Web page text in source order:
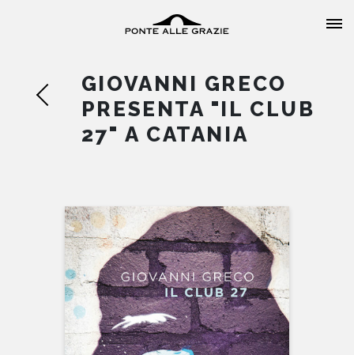
CHI SIAMO
CATALOGO
AUTORI
EVENTI
GIOVANNI GRECO
PRESENTA "IL CLUB
27" A CATANIA